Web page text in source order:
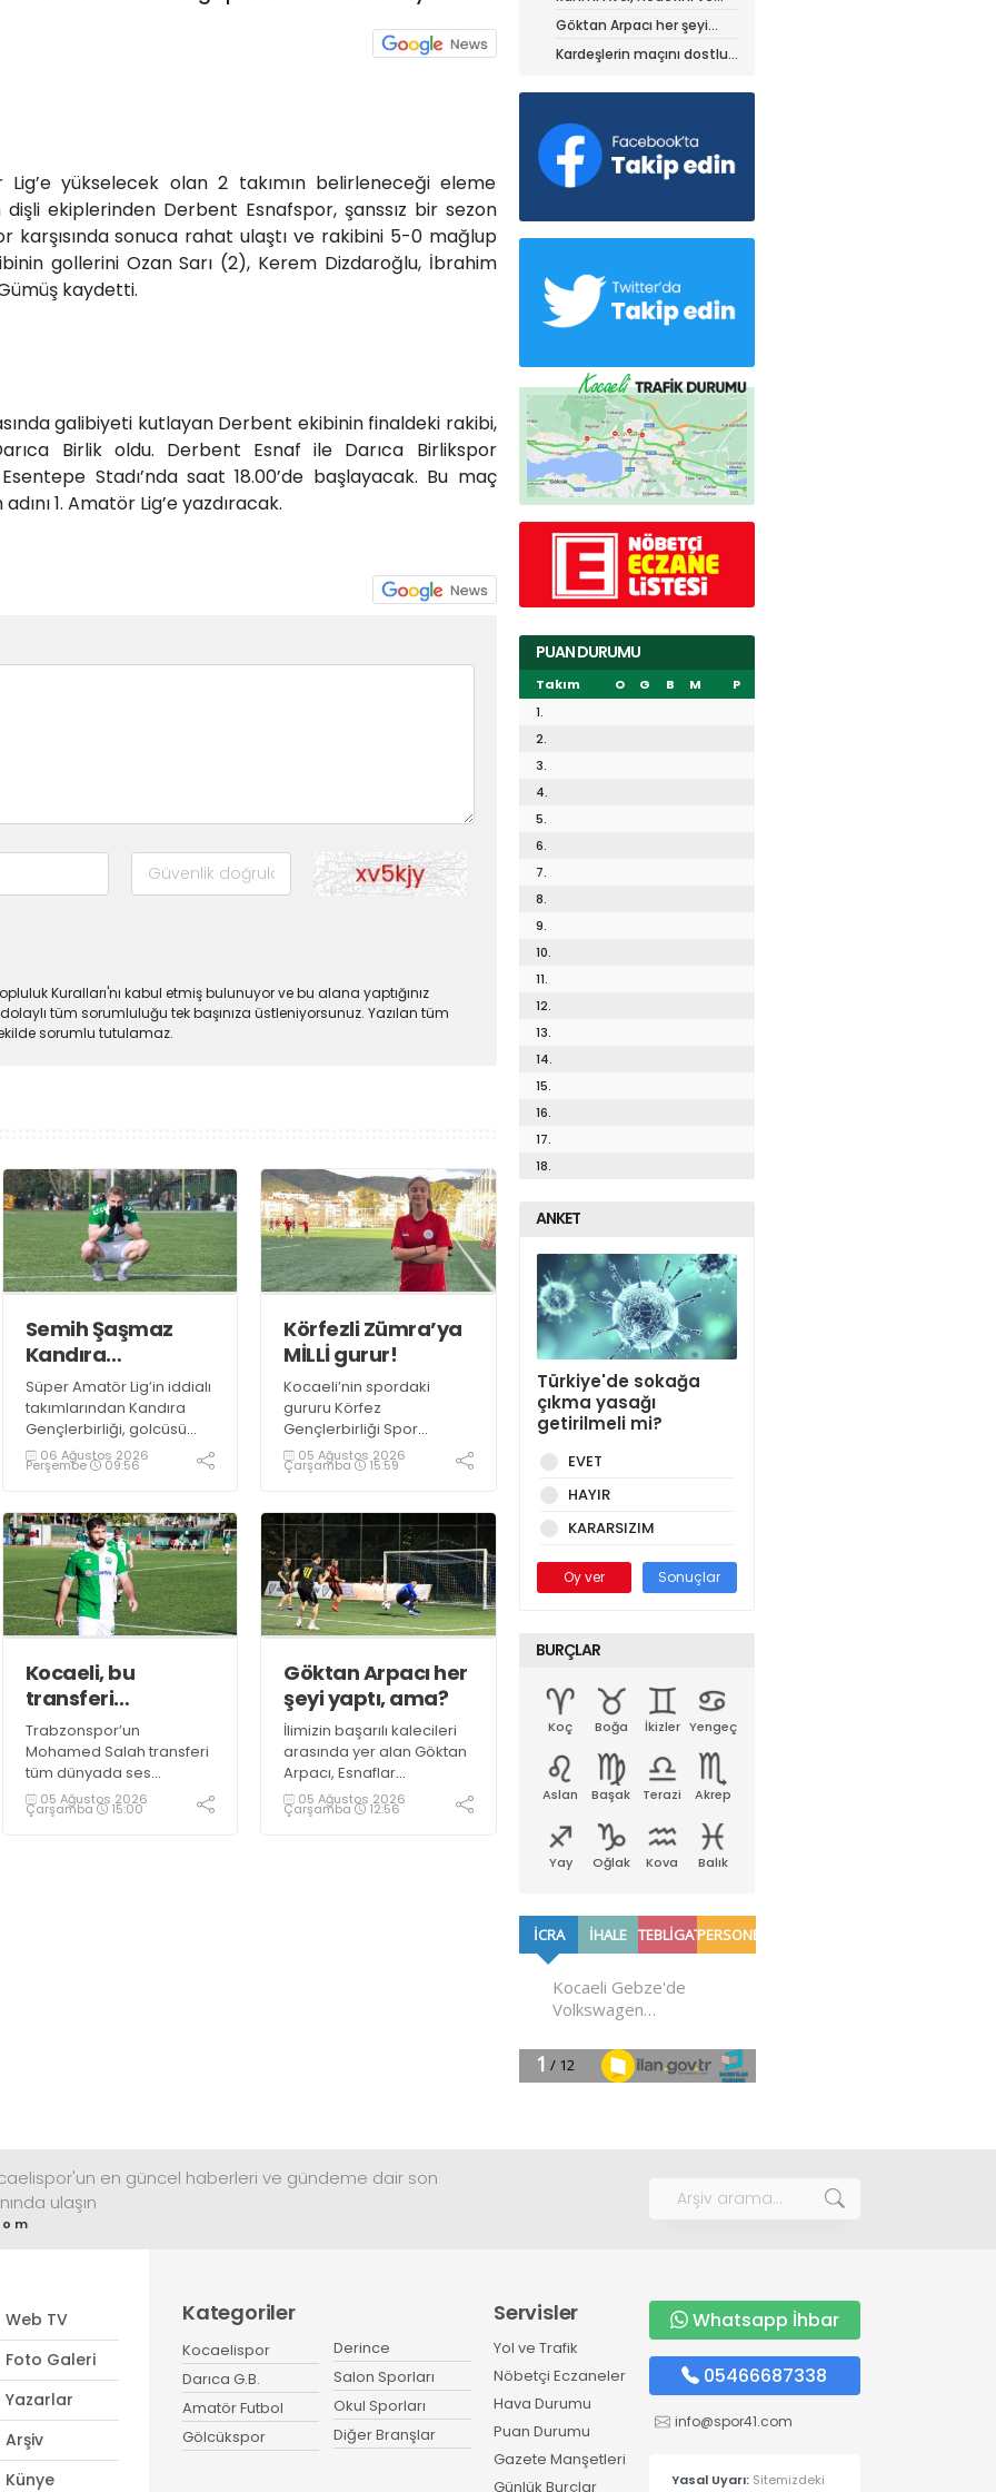
Lig’e yükselecek olan 2 takımın belirleneceği eleme
dişli ekiplerinden Derbent Esnafspor, şanssız bir sezon
karşısında sonuca rahat ulaştı ve rakibini 5-0 mağlup
gollerini Ozan Sarı (2), Kerem Dizdaroğlu, İbrahim
kaydetti.
galibiyeti kutlayan Derbent ekibinin finaldeki rakibi,
Birlik oldu. Derbent Esnaf ile Darıca Birlikspor
Stadı’nda saat 18.00’de başlayacak. Bu maç
1. Amatör Lig’e yazdıracak.
Kuralları'nı kabul etmiş bulunuyor ve bu alana yaptığınız
tüm sorumluluğu tek başınıza üstleniyorsunuz. Yazılan tüm
sorumlu tutulamaz.
Semih Şaşmaz
Kandıra
Gençlerbirliği’nde
devam dedi!
Süper Amatör Lig’in iddialı
takımlarından Kandıra
Gençlerbirliği, golcüsü
Semih Şaşmaz ile devam
ediyor.
06 Ağustos 2026
Perşembe 09:56
Körfezli Zümra’ya
MİLLİ gurur!
Kocaeli’nin spordaki
gururu Körfez
Gençlerbirliği Spor
Kulübü, altyapısından
yetiştirdiği sporcularla
devam ediyor.
05 Ağustos 2026
Çarşamba 15:59
Kocaeli, bu
transferi
konuşuyor!
Trabzonspor’un
Mohamed Salah transferi
tüm dünyada ses
getirirken Kocaeli
amatöründe de çok
05 Ağustos 2026
Çarşamba 15:00
Göktan Arpacı her
şeyi yaptı, ama?
İlimizin başarılı kalecileri
arasında yer alan Göktan
Arpacı, Esnaflar
Turnuvası’nda Ultra Çelik
takımının kalesini koruyor.
05 Ağustos 2026
Çarşamba 12:56
stratejisini paylaştı
Göktan Arpacı her şeyi
yaptı, ama?
Kardeşlerin maçını dostluk
PUAN DURUMU
Takım O G B M
P
1.
2.
3.
4.
5.
6.
7.
8.
9.
10.
11.
12.
13.
14.
15.
16.
17.
18.
ANKET
Türkiye'de sokağa
çıkma yasağı
getirilmeli mi?
EVET
HAYIR
KARARSIZIM
Oy ver Sonuçlar
BURÇLAR
Koç Boğa İkizler Yengeç
Aslan Başak Terazi Akrep
Yay Oğlak Kova Balık
en güncel haberleri ve gündeme dair son
ulaşın
Web TV
Foto Galeri
Yazarlar
Arşiv
Künye
Kategoriler
Kocaelispor
Darıca G.B.
Amatör Futbol
Gölcükspor
Derince
Salon Sporları
Okul Sporları
Diğer Branşlar
Servisler
Yol ve Trafik
Nöbetçi Eczaneler
Hava Durumu
Puan Durumu
Gazete Manşetleri
Günlük Burçlar
Whatsapp İhbar
05466687338
info@spor41.com
Yasal Uyarı: Sitemizdeki